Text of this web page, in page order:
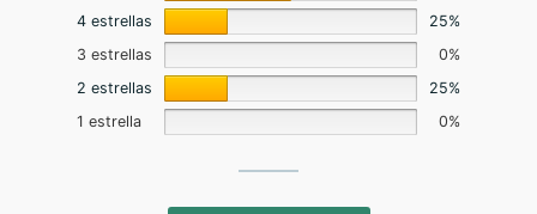
4 estrellas
25%
3 estrellas
0%
2 estrellas
25%
1 estrella
0%